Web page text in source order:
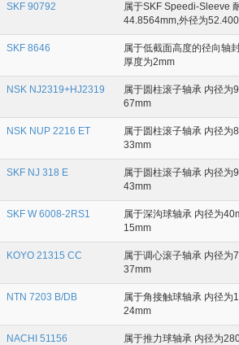
SKF 90792
属于SKF Speedi-Sleeve
44.8564mm,外径为
SKF 8646
属于低截面高度的径向轴
厚度为2mm
NSK NJ2319+HJ2319
属于圆柱滚子轴承 内径为
67mm
NSK NUP 2216 ET
属于圆柱滚子轴承 内径为
33mm
SKF NJ 318 E
属于圆柱滚子轴承 内径为
43mm
SKF W 6008-2RS1
属于深沟球轴承 内径为
15mm
KOYO 21315 CC
属于调心滚子轴承 内径为
37mm
NTN 7203 B/DB
属于角接触球轴承 内径为
24mm
NACHI 51156 属于推力球轴承 内径为